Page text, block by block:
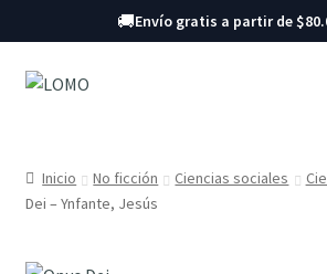
🚚Envío gratis a partir de
Ir
Ir
Libros
Inicio No ficción Ciencias sociales
Dei – Ynfante, Jesús